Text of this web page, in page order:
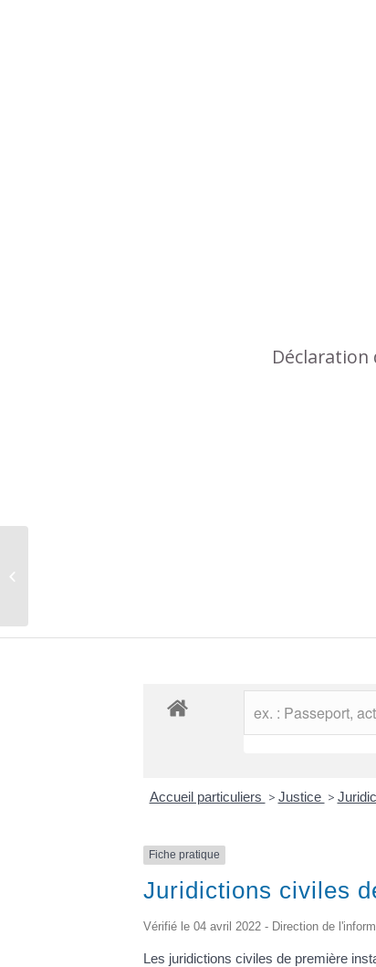
Déclaration
Accueil particuliers > Justice >
Fiche pratique
Juridictions civiles
Vérifié le 04 avril 2022 - Direction de
Les juridictions civiles de première